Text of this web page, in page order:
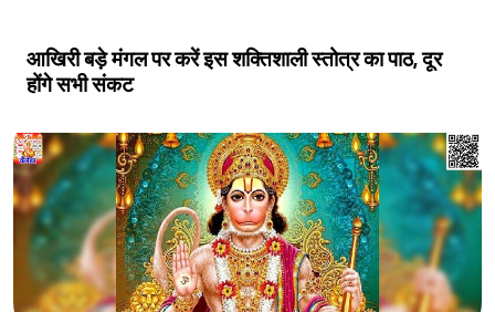
आखिरी बड़े मंगल पर करें इस शक्तिशाली स्तोत्र का पाठ, दूर
होंगे सभी संकट